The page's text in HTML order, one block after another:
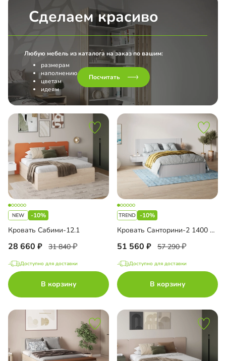
Сделаем красиво
Любую мебель из каталога на заказ по вашим:
размерам
наполнению
цветам
идеям
Посчитать
-10%
Кровать Сабими-12.1
28 660 31 840
Доступно для доставки
В корзину
-10%
Кровать Санторини-2 1400 Лайф
51 560 57 290
Доступно для доставки
В корзину